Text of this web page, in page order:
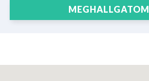
MEGHALLGATOM